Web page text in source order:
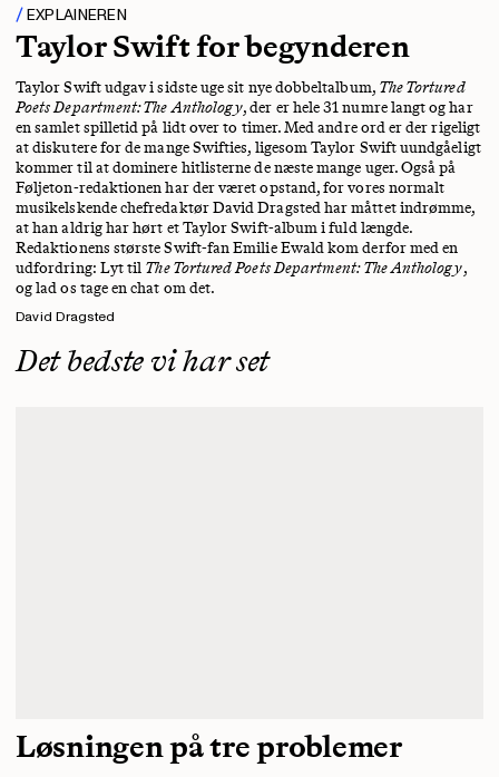
EXPLAINEREN
Taylor Swift for begynderen
Taylor Swift udgav i sidste uge sit nye dobbeltalbum, The Tortured
Poets Department: The Anthology, der er hele 31 numre langt og har
en samlet spilletid på lidt over to timer. Med andre ord er der rigeligt
at diskutere for de mange Swifties, ligesom Taylor Swift uundgåeligt
kommer til at dominere hitlisterne de næste mange uger. Også på
Føljeton-redaktionen har der været opstand, for vores normalt
musikelskende chefredaktør David Dragsted har måttet indrømme,
at han aldrig har hørt et Taylor Swift-album i fuld længde.
Redaktionens største Swift-fan Emilie Ewald kom derfor med en
udfordring: Lyt til The Tortured Poets Department: The Anthology,
og lad os tage en chat om det.
David Dragsted
Det bedste vi har set
Løsningen på tre problemer